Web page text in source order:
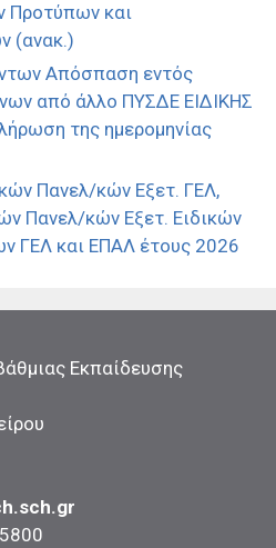
Προτύπων και
(ανακ.)
Απόσπαση εντός
από άλλο ΠΥΣΔΕ ΕΙΔΙΚΗΣ
της ημερομηνίας
Πανελ/κών Εξετ. ΓΕΛ,
Πανελ/κών Εξετ. Ειδικών
ΓΕΛ και ΕΠΑΛ έτους 2026
Εκπαίδευσης